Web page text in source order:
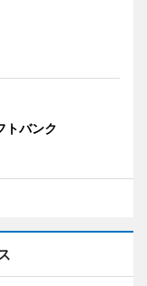
トバンク